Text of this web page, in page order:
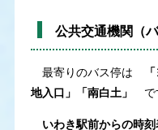
公共交通機関（
最寄りのバス停は
地入口」「南白土」
で
いわき駅前からの時刻